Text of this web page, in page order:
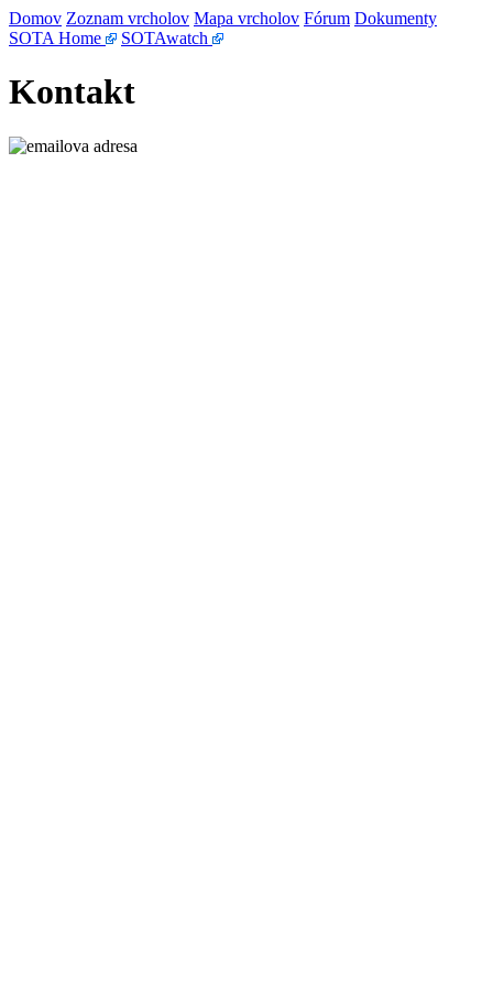
Domov Zoznam vrcholov Mapa vrcholov Fórum Dokumenty
SOTA Home
SOTAwatch
Kontakt